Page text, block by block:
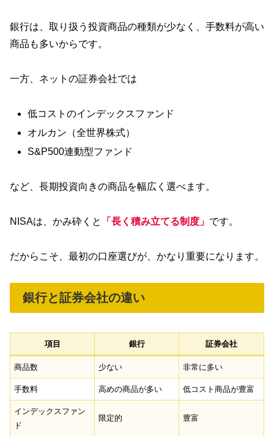
銀行は、取り扱う投資商品の種類が少なく、手数料が高い
商品も多いからです。
一方、ネットの証券会社では
低コストのインデックスファンド
オルカン（全世界株式）
S&P500連動型ファンド
など、長期投資向きの商品を幅広く選べます。
NISAは、かみ砕くと 「長く積み立てる制度」 です。
だからこそ、最初の口座選びが、かなり重要になります。
銀行と証券会社の違い
項目 銀行 証券会社
商品数 少ない 非常に多い
手数料 高めの商品が多い 低コスト商品が豊富
インデックスファン
ド
限定的 豊富